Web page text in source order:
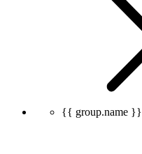
{{ group.name }}